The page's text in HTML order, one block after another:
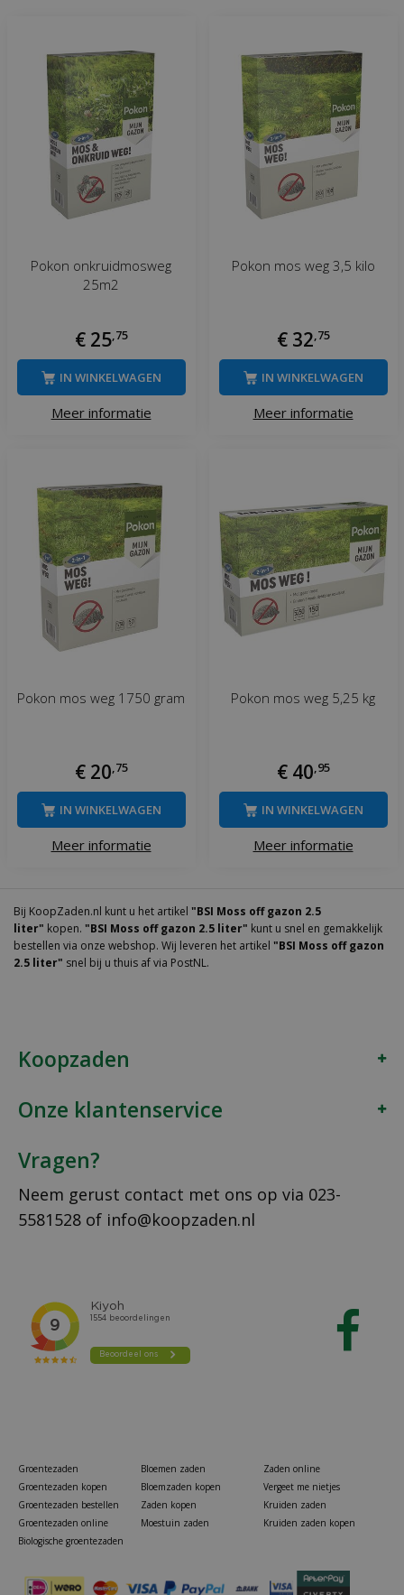
Pokon onkruidmosweg
25m2
€ 25,75
Meer informatie
IN WINKELWAGEN
Pokon mos weg 3,5 kilo
€ 32,75
Meer informatie
IN WINKELWAGEN
Pokon mos weg 1750 gram
€ 20,75
Meer informatie
IN WINKELWAGEN
Pokon mos weg 5,25 kg
€ 40,95
Meer informatie
IN WINKELWAGEN
Bij KoopZaden.nl kunt u het artikel "BSI Moss off gazon 2.5
liter" kopen. "BSI Moss off gazon 2.5 liter" kunt u snel en gemakkelijk
bestellen via onze webshop. Wij leveren het artikel "BSI Moss off gazon
2.5 liter" snel bij u thuis af via PostNL.
Koopzaden
Onze klantenservice
Vragen?
Neem gerust contact met ons op via 023-
5581528 of info@koopzaden.nl
Groentezaden
Groentezaden kopen
Groentezaden bestellen
Groentezaden online
Biologische groentezaden
Bloemen zaden
Bloemzaden kopen
Zaden kopen
Moestuin zaden
Zaden online
Vergeet me nietjes
Kruiden zaden
Kruiden zaden kopen